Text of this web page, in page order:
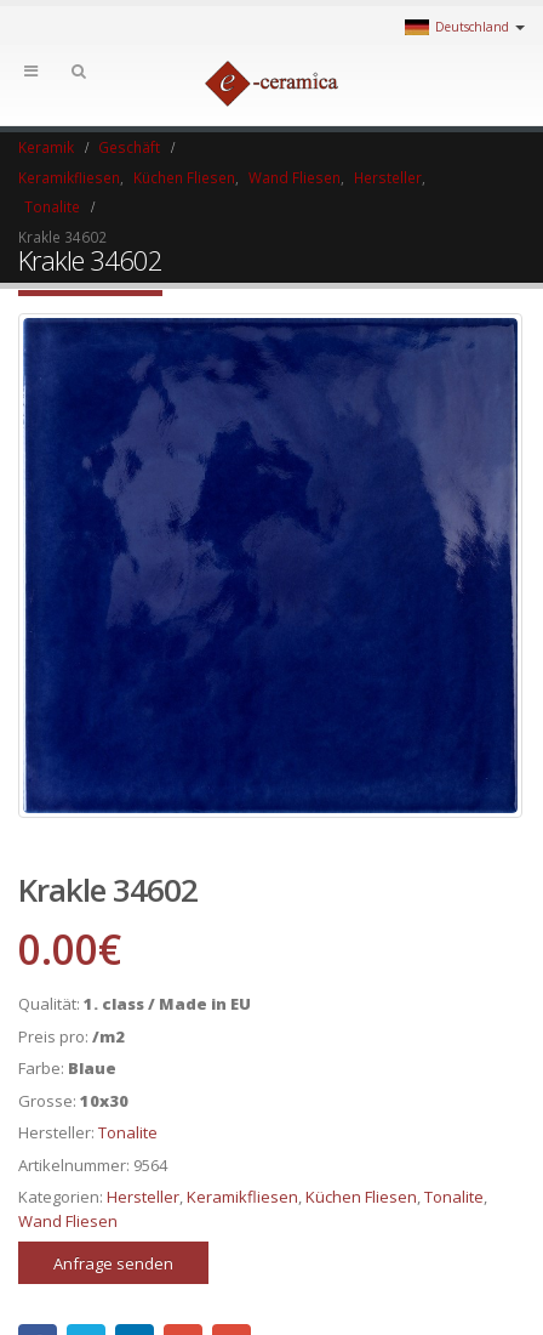
Deutschland
Keramik
Geschäft
Keramikfliesen
Küchen Fliesen Wand Fliesen Hersteller
Tonalite
Krakle 34602
Krakle 34602
Krakle 34602
0.00€
Qualität: 1. class / Made in EU
Preis pro: /m2
Farbe: Blaue
Grosse: 10x30
Hersteller: Tonalite
Artikelnummer: 9564
Kategorien: Hersteller,Keramikfliesen,Küchen Fliesen,Tonalite,
Wand Fliesen
Anfrage senden